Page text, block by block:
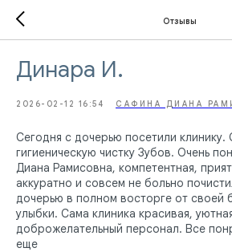
Отзывы
Динара И.
2026-02-12 16:54 САФИНА ДИАНА
Сегодня с дочерью посетили клинику.
гигиеническую чистку Зубов. Очень
Диана Рамисовна, компетентная,
аккуратно и совсем не больно
дочерью в полном восторге от своей
улыбки. Сама клиника красивая,
доброжелательный персонал. Все
еще